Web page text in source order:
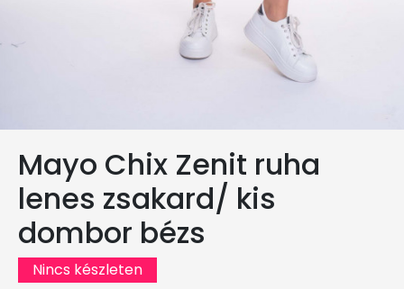
Mayo Chix Zenit ruha
lenes zsakard/ kis
dombor bézs
Nincs készleten